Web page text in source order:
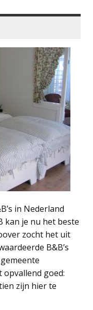
in Nederland
kan je nu het beste
zocht het uit
B&B’s
opvallend goed:
zijn hier te